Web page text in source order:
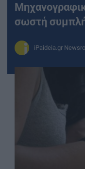
σωστή
iPaideia.gr